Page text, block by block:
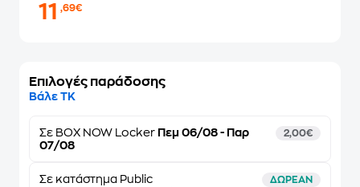
11,69€
Επιλογές παράδοσης
Βάλε ΤΚ
Σε BOX NOW Locker Πεμ 06/08 - Παρ
07/08
2,00€
Σε κατάστημα Public ΔΩΡΕΑΝ